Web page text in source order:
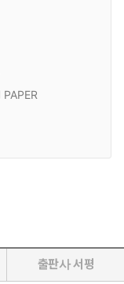
PAPER
출판사 서평